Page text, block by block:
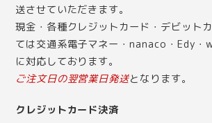
送させていただきます。
現金・各種クレジットカード・デビット
ては交通系電子マネー・nanaco・Edy・
に対応しております。
ご注文日の翌営業日発送となります。
クレジットカード決済